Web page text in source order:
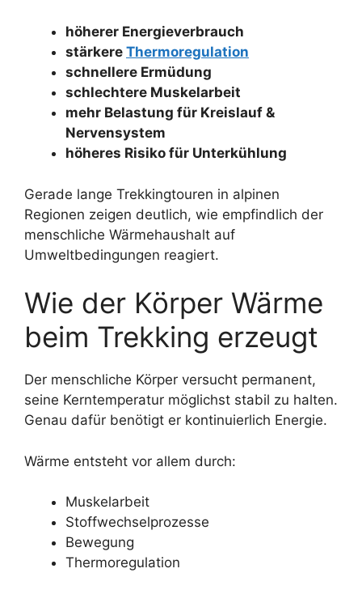
höherer Energieverbrauch
stärkere Thermoregulation
schnellere Ermüdung
schlechtere Muskelarbeit
mehr Belastung für Kreislauf &
Nervensystem
höheres Risiko für Unterkühlung
Gerade lange Trekkingtouren in alpinen
Regionen zeigen deutlich, wie empfindlich der
menschliche Wärmehaushalt auf
Umweltbedingungen reagiert.
Wie der Körper Wärme
beim Trekking erzeugt
Der menschliche Körper versucht permanent,
seine Kerntemperatur möglichst stabil zu halten.
Genau dafür benötigt er kontinuierlich Energie.
Wärme entsteht vor allem durch:
Muskelarbeit
Stoffwechselprozesse
Bewegung
Thermoregulation